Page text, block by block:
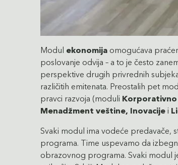
Modul ekonomija omogućava
poslovanje odvija – a to je često
perspektive drugih privrednih
različitih emitenata. Preostalih pet
pravci razvoja (moduli
Menadžment veštine, Inovacije i
Svaki modul ima vodeće predavače,
programa. Time uspevamo da
obrazovnog programa. Svaki modul